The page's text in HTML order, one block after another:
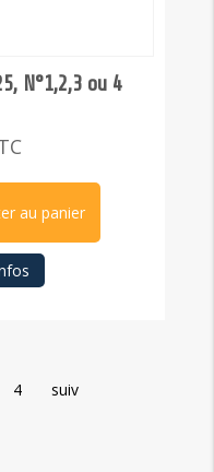
N°1,2,3 ou 4
au panier
4 suiv